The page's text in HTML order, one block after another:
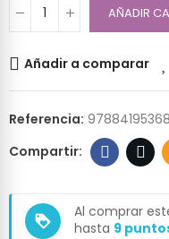
AÑADIR
Añadir a comparar
Referencia:
loyalty
Al comprar
hasta 9